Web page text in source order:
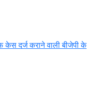
दर्ज कराने वाली बीजेपी के